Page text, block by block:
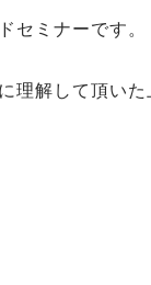
ミナーです。
理解して頂い